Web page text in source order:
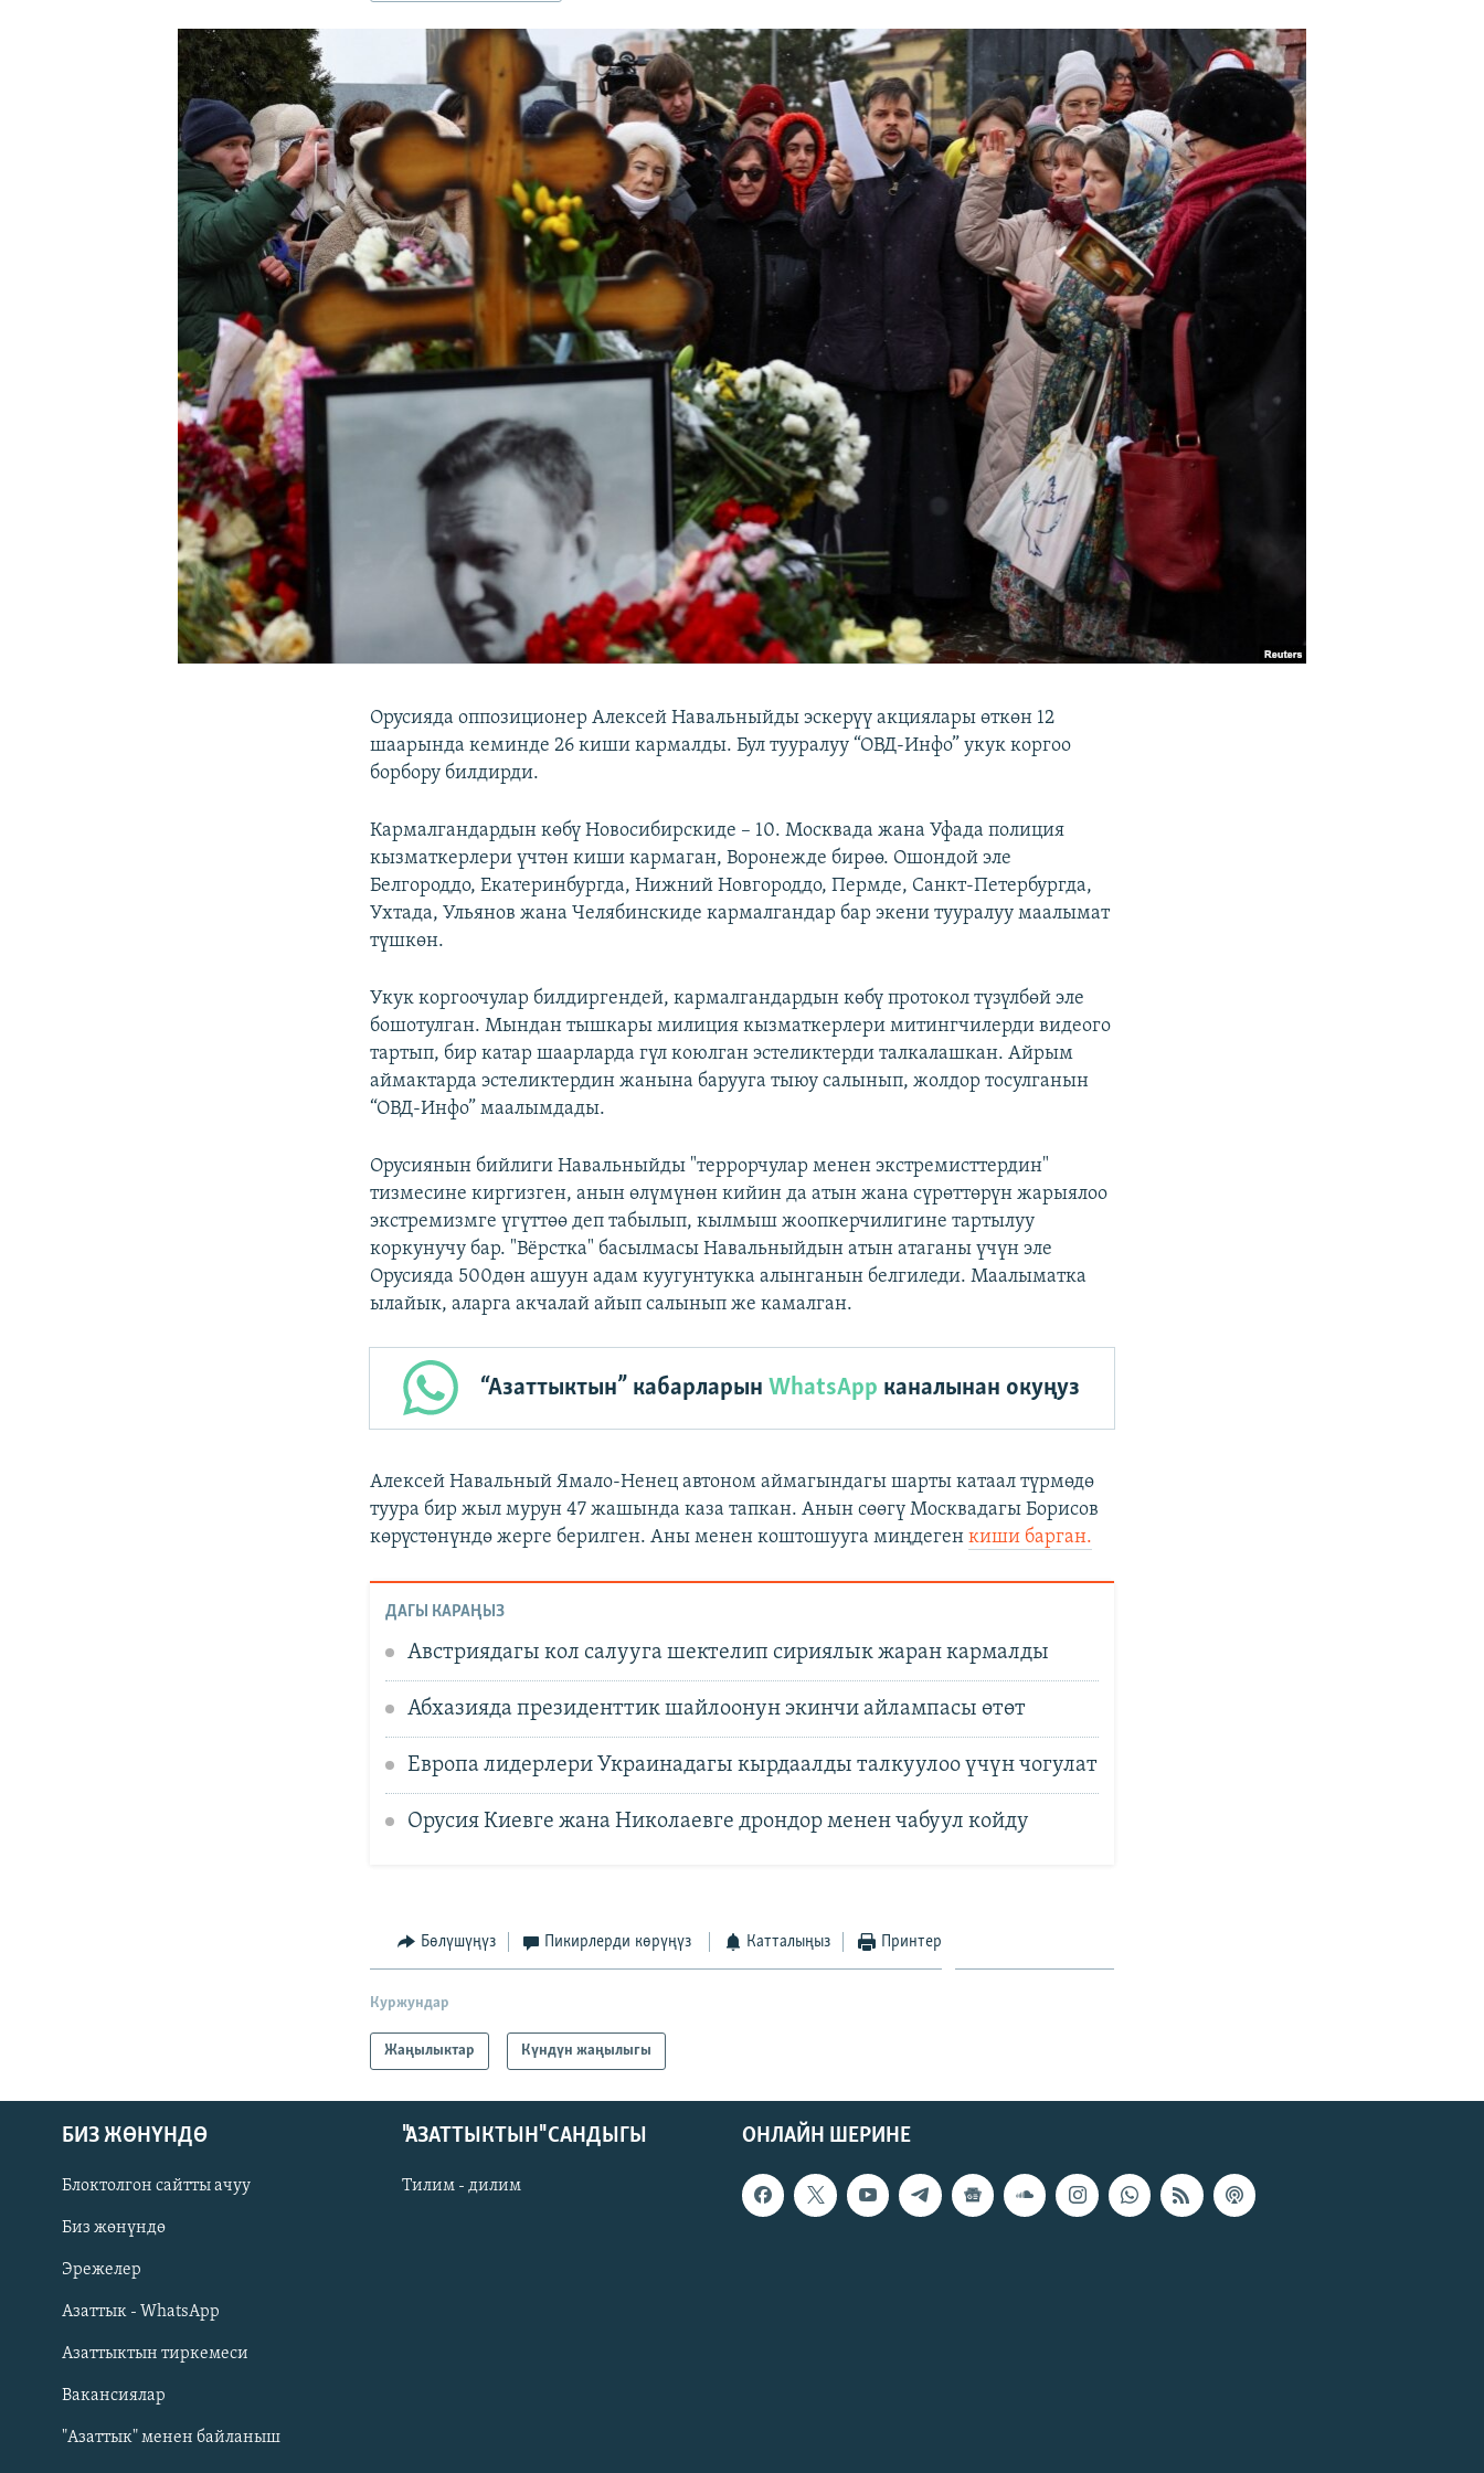
ЫҢГАЙСЫЗ СУРООЛОР
Русский
ОНЛАЙН ШЕРИНЕ
Орусияда оппозиционер Алексей Навальныйды эскерүү акциялары өткөн 12
шаарында кеминде 26 киши кармалды. Бул тууралуу “ОВД-Инфо” укук коргоо
борбору билдирди.
Кармалгандардын көбү Новосибирскиде – 10. Москвада жана Уфада полиция
кызматкерлери үчтөн киши кармаган, Воронежде бирөө. Ошондой эле
Белгороддо, Екатеринбургда, Нижний Новгороддо, Пермде, Санкт-Петербургда,
Ухтада, Ульянов жана Челябинскиде кармалгандар бар экени тууралуу маалымат
түшкөн.
Укук коргоочулар билдиргендей, кармалгандардын көбү протокол түзүлбөй эле
бошотулган. Мындан тышкары милиция кызматкерлери митингчилерди видеого
тартып, бир катар шаарларда гүл коюлган эстеликтерди талкалашкан. Айрым
аймактарда эстеликтердин жанына барууга тыюу салынып, жолдор тосулганын
“ОВД-Инфо” маалымдады.
Орусиянын бийлиги Навальныйды "террорчулар менен экстремисттердин"
тизмесине киргизген, анын өлүмүнөн кийин да атын жана сүрөттөрүн жарыялоо
экстремизмге үгүттөө деп табылып, кылмыш жоопкерчилигине тартылуу
коркунучу бар. "Вёрстка" басылмасы Навальныйдын атын атаганы үчүн эле
Орусияда 500дөн ашуун адам куугунтукка алынганын белгиледи. Маалыматка
ылайык, аларга акчалай айып салынып же камалган.
“Азаттыктын” кабарларынWhatsApp каналынан окуңуз
Алексей Навальный Ямало-Ненец автоном аймагындагы шарты катаал түрмөдө
туура бир жыл мурун 47 жашында каза тапкан. Анын сөөгү Москвадагы Борисов
көрүстөнүндө жерге берилген. Аны менен коштошууга миңдегенкиши барган.
ДАГЫ КАРАҢЫЗ
Австриядагы кол салууга шектелип сириялык жаран кармалды
Абхазияда президенттик шайлоонун экинчи айлампасы өтөт
Европа лидерлери Украинадагы кырдаалды талкуулоо үчүн чогулат
Орусия Киевге жана Николаевге дрондор менен чабуул койду
Бөлүшүңүз Пикирлерди көрүңүз Катталыңыз Принтер
Куржундар
Жаңылыктар Күндүн жаңылыгы
ОНЛАЙН ШЕРИНЕ
БИЗ ЖӨНҮНДӨ
Блоктолгон сайтты ачуу
Биз жөнүндө
Эрежелер
Азаттык - WhatsApp
Азаттыктын тиркемеси
Вакансиялар
"Азаттык" менен байланыш
"АЗАТТЫКТЫН" САНДЫГЫ
Тилим - дилим